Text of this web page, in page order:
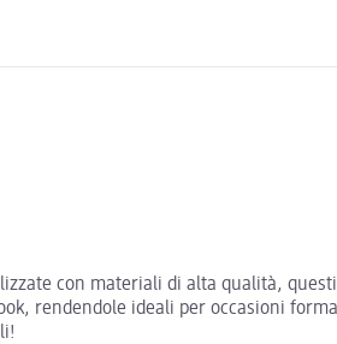
con materiali di alta qualità,
rendendole ideali per occasioni